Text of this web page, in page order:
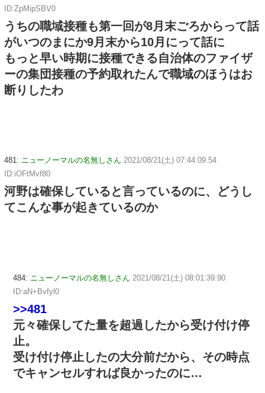
ID:ZpMipSBV0
うちの職域接種も第一回が8月末ごろからって話
がいつのまにか9月末から10月にって話に
もっと早い時期に接種できる自治体のファイザ
ーの集団接種の予約取れたんで職域のほうはお
断りしたわ
481: ニューノーマルの名無しさん 2021/08/21(土) 07:44:09.54
ID:iOFtMvf80
河野は確保していると言っているのに、どうし
てこんな事が起きているのか
484: ニューノーマルの名無しさん 2021/08/21(土) 08:01:39.90
ID:aN+Bvfyl0
>>481
元々確保してた量を超過したから受け付け停
止。
受け付け停止したの大分前だから、その時点
でキャンセルすれば良かったのに…